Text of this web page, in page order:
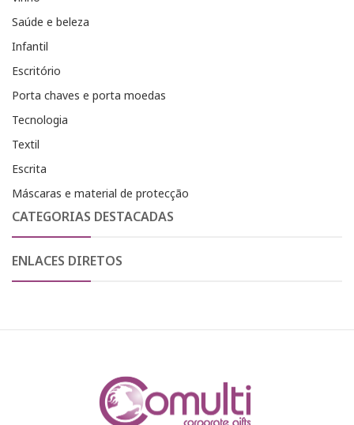
Saúde e beleza
Infantil
Escritório
Porta chaves e porta moedas
Tecnologia
Textil
Escrita
Máscaras e material de protecção
CATEGORIAS DESTACADAS
ENLACES DIRETOS